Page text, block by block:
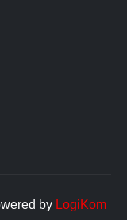
by LogiKom